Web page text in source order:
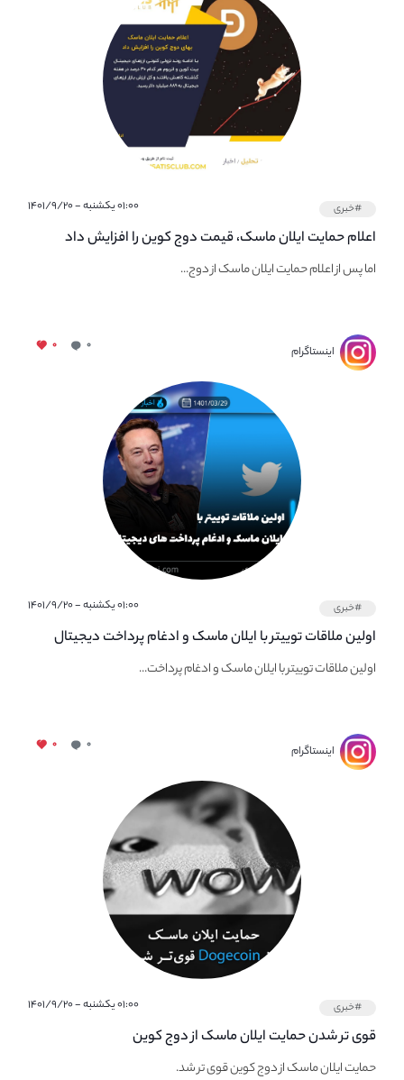
#خبری ۰۱:۰۰ یکشنبه - ۱۴۰۱/۹/۲۰
اعلام حمایت ایلان ماسک، قیمت دوج کوین را افزایش داد
اما پس از اعلام حمایت ایلان ماسک از دوج...
اینستاگرام ۰ ۰
#خبری ۰۱:۰۰ یکشنبه - ۱۴۰۱/۹/۲۰
اولین ملاقات توییتر با ایلان ماسک و ادغام پرداخت دیجیتال
اولین ملاقات توییتر با ایلان ماسک و ادغام پرداخت...
اینستاگرام ۰ ۰
#خبری ۰۱:۰۰ یکشنبه - ۱۴۰۱/۹/۲۰
قوی تر شدن حمایت ایلان ماسک از دوج کوین
حمایت ایلان ماسک از دوج کوین قوی تر شد.